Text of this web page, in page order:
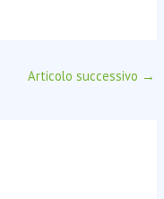
Articolo successivo →